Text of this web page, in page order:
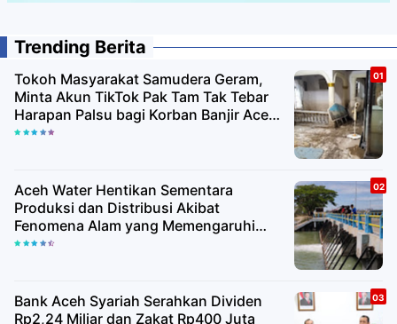
Trending Berita
Tokoh Masyarakat Samudera Geram,
Minta Akun TikTok Pak Tam Tak Tebar
Harapan Palsu bagi Korban Banjir Aceh
Utara
Aceh Water Hentikan Sementara
Produksi dan Distribusi Akibat
Fenomena Alam yang Memengaruhi
Kualitas Air Baku
Bank Aceh Syariah Serahkan Dividen
Rp2,24 Miliar dan Zakat Rp400 Juta